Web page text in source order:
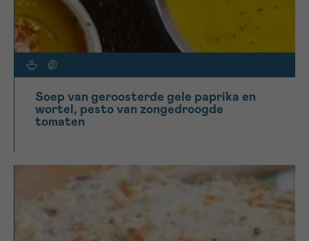
Soep van geroosterde gele paprika en
wortel, pesto van zongedroogde
tomaten